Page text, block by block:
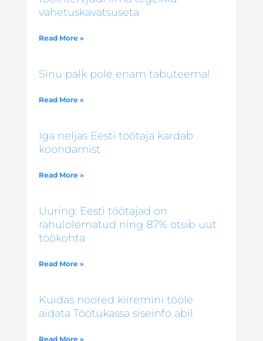
vahetuskavatsuseta
Read More »
Sinu palk pole enam tabuteema!
Read More »
Iga neljas Eesti töötaja kardab
koondamist
Read More »
Uuring: Eesti töötajad on
rahulolematud ning 87% otsib uut
töökohta
Read More »
Kuidas noored kiiremini tööle
aidata Töötukassa siseinfo abil
Read More »